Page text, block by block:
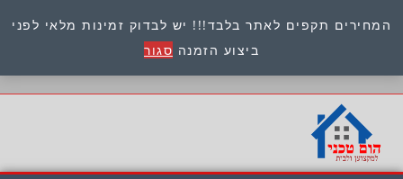
המחירים תקפים לאתר בלבד!!! יש לבדוק זמינות מלאי לפני
ביצוע הזמנה סגור
כתובת : היוזמים 9 אור יהודה שירות לקוחות 054-
8945722